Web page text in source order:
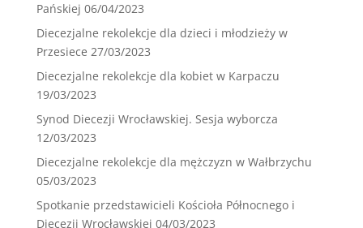
Pańskiej 06/04/2023
Diecezjalne rekolekcje dla dzieci i młodzieży w
Przesiece 27/03/2023
Diecezjalne rekolekcje dla kobiet w Karpaczu
19/03/2023
Synod Diecezji Wrocławskiej. Sesja wyborcza
12/03/2023
Diecezjalne rekolekcje dla mężczyzn w Wałbrzychu
05/03/2023
Spotkanie przedstawicieli Kościoła Północnego i
Diecezji Wrocławskiej 04/03/2023